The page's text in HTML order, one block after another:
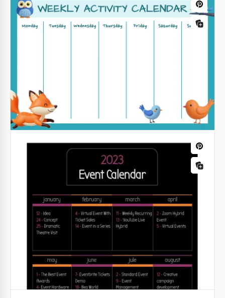
Druckbarer Ereigniskalender-Vorlage
Google Docs
Landschaftliches monatliches
Veranstaltungskalender-Vorlage
Kirchen-Veranstaltungskalender
Google Slides